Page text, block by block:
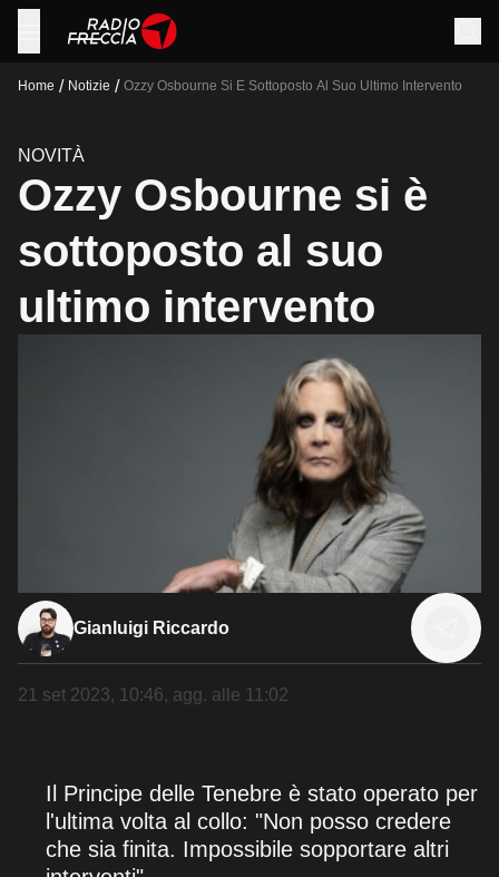
Home / Notizie / Ozzy Osbourne Si E Sottoposto Al Suo Ultimo Intervento
NOVITÀ
Ozzy Osbourne si è
sottoposto al suo
ultimo intervento
Gianluigi Riccardo
21 set 2023, 10:46, agg. alle 11:02
Il Principe delle Tenebre è stato operato per
l'ultima volta al collo: "Non posso credere
che sia finita. Impossibile sopportare altri